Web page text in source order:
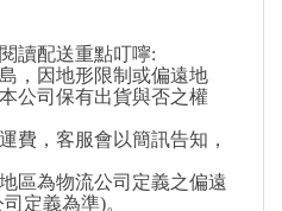
讀配送重點叮嚀:
，因地形限制或偏遠地
公司保有出貨與否之權
費，客服會以簡訊告知，
區為物流公司定義之偏遠
定義為準)。